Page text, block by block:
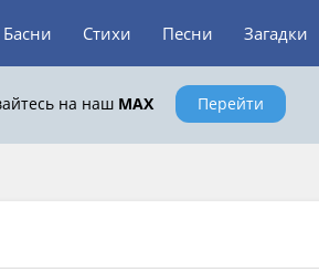
Басни Стихи Песни Загадки
на наш MAX Перейти